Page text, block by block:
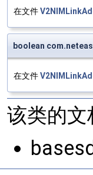
在文件
boolean
在文件
该类的文